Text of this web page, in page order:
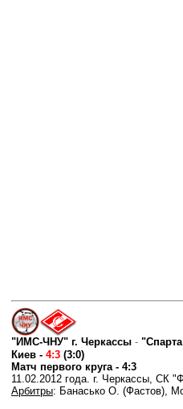
"ИМС-ЧНУ" г. Черкассы -
Киев - 4:3 (3:0)
Матч первого круга - 4:3
11.02.2012 года. г. Черкассы, СК
Арбитры: Банасько О. (Фастов),